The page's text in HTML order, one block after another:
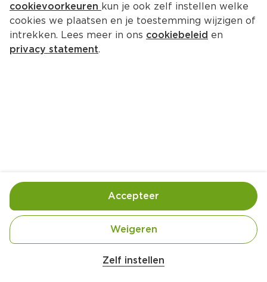
Neutraal kipstaaf klein 6st
Per Zak 6 st
Handige informatie over dit product
Ingekocht door jouw PLUS
Belangrijke veiligheidswaarschuwing
cookievoorkeuren kun je ook zelf instellen welke
cookies we plaatsen en je toestemming wijzigen of
intrekken. Lees meer in ons cookiebeleid en
privacy statement.
Zelf instellen
Weigeren
Accepteer